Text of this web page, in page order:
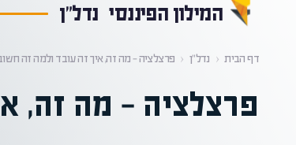
המילון הפיננסי נדל"ן
דף הבית ‹ נדל"ן ‹ פרצלציה — מה זה, איך זה עובד ולמה זה
פרצלציה — מה זה,